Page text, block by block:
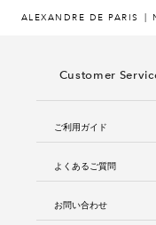
ALEXANDRE DE PARIS
Customer
ご利用ガイド
よくあるご質問
お問い合わせ